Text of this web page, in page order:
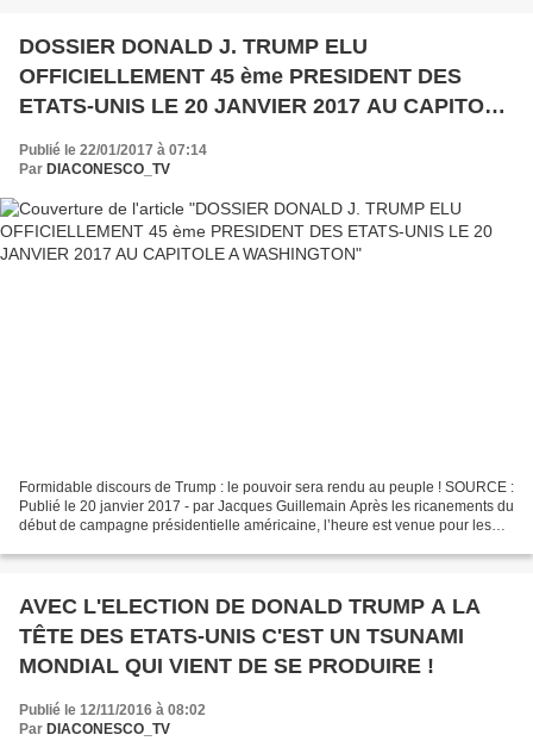
DOSSIER DONALD J. TRUMP ELU
OFFICIELLEMENT 45 ème PRESIDENT DES
ETATS-UNIS LE 20 JANVIER 2017 AU CAPITOLE
Publié le 22/01/2017 à 07:14
Par DIACONESCO_TV
Formidable discours de Trump : le pouvoir sera rendu au peuple ! SOURCE :
Publié le 20 janvier 2017 - par Jacques Guillemain Après les ricanements du
début de campagne présidentielle américaine, l’heure est venue pour les
AVEC L'ELECTION DE DONALD TRUMP A LA
TÊTE DES ETATS-UNIS C'EST UN TSUNAMI
MONDIAL QUI VIENT DE SE PRODUIRE !
Publié le 12/11/2016 à 08:02
Par DIACONESCO_TV